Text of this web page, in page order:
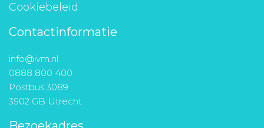
Cookiebeleid
Contactinformatie
info@ivm.nl
0888 800 400
Postbus 3089
3502 GB Utrecht